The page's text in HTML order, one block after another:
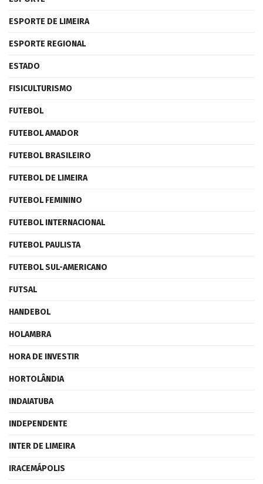
ESPORTE DE LIMEIRA
ESPORTE REGIONAL
ESTADO
FISICULTURISMO
FUTEBOL
FUTEBOL AMADOR
FUTEBOL BRASILEIRO
FUTEBOL DE LIMEIRA
FUTEBOL FEMININO
FUTEBOL INTERNACIONAL
FUTEBOL PAULISTA
FUTEBOL SUL-AMERICANO
FUTSAL
HANDEBOL
HOLAMBRA
HORA DE INVESTIR
HORTOLÂNDIA
INDAIATUBA
INDEPENDENTE
INTER DE LIMEIRA
IRACEMÁPOLIS